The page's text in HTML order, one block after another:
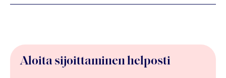
Aloita sijoittaminen helposti